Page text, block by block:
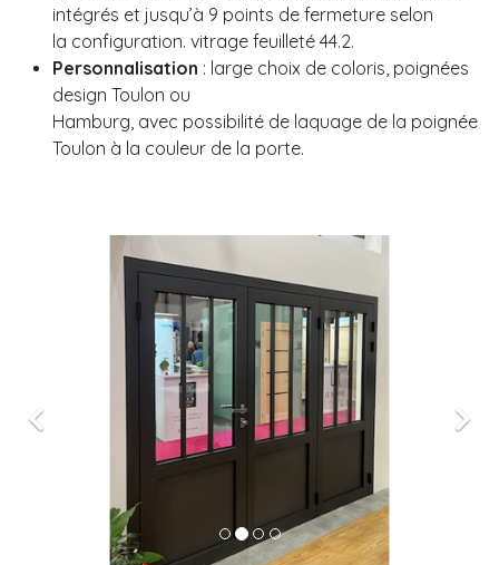
intégrés et jusqu’à 9 points de fermeture selon
la configuration. vitrage feuilleté 44.2.
Personnalisation : large choix de coloris, poignées
design Toulon ou
Hamburg, avec possibilité de laquage de la poignée
Toulon à la couleur de la porte.